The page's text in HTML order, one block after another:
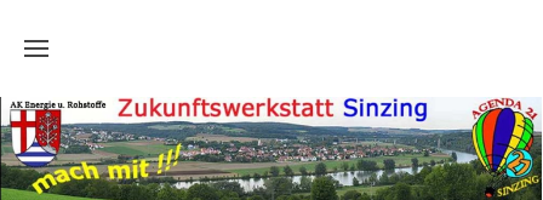
Zum Hauptinhalt springen